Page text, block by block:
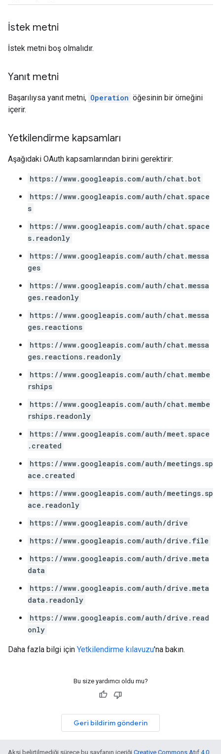
İstek metni
İstek metni boş olmalıdır.
Yanıt metni
Başarılıysa yanıt metni, Operation öğesinin bir örneğini
içerir.
Yetkilendirme kapsamları
Aşağıdaki OAuth kapsamlarından birini gerektirir:
https://www.googleapis.com/auth/chat.bot
https://www.googleapis.com/auth/chat.space
s
https://www.googleapis.com/auth/chat.space
s.readonly
https://www.googleapis.com/auth/chat.messa
ges
https://www.googleapis.com/auth/chat.messa
ges.readonly
https://www.googleapis.com/auth/chat.messa
ges.reactions
https://www.googleapis.com/auth/chat.messa
ges.reactions.readonly
https://www.googleapis.com/auth/chat.membe
rships
https://www.googleapis.com/auth/chat.membe
rships.readonly
https://www.googleapis.com/auth/meet.space
.created
https://www.googleapis.com/auth/meetings.sp
ace.created
https://www.googleapis.com/auth/meetings.sp
ace.readonly
https://www.googleapis.com/auth/drive
https://www.googleapis.com/auth/drive.file
https://www.googleapis.com/auth/drive.meta
data
https://www.googleapis.com/auth/drive.meta
data.readonly
https://www.googleapis.com/auth/drive.read
only
Daha fazla bilgi için Yetkilendirme kılavuzu'na bakın.
Bu size yardımcı oldu mu?
Geri bildirim gönderin
Aksi belirtilmediği sürece bu sayfanın içeriği Creative Commons Atıf 4.0